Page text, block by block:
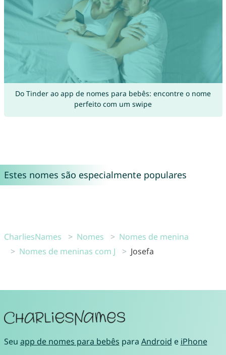
Do Tinder ao app de nomes para bebês: encontre o nome
perfeito com um swipe
Estes nomes são especialmente populares
CharliesNames Nomes
Nomes de menina
Nomes de meninas com J
Josefa
Seu app de nomes para bebês para Android e iPhone